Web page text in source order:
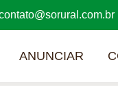
ANUNCIAR